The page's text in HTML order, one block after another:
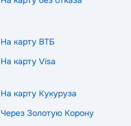
На карту ВТБ
На карту Visa
На карту Кукуруза
Через Золотую Корону